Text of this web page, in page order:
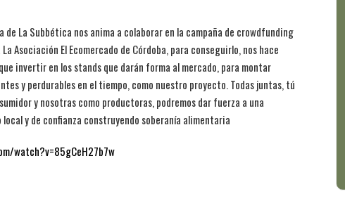
de La Subbética nos anima a colaborar en la campaña de crowdfunding
Asociación El Ecomercado de Córdoba, para conseguirlo, nos hace
invertir en los stands que darán forma al mercado, para montar
y perdurables en el tiempo, como nuestro proyecto. Todas juntas, tú
y nosotras como productoras, podremos dar fuerza a una
local y de confianza construyendo soberanía alimentaria
watch?v=85gCeH27b7w